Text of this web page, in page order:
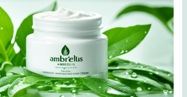
קרם
לחות
אמבריוליס